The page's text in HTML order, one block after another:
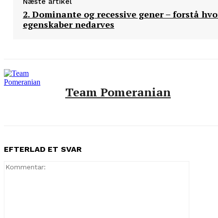
2. Dominante og recessive gener – forstå
egenskaber nedarves
Team Pomeranian
EFTERLAD ET SVAR